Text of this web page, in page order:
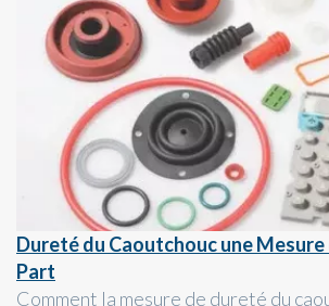
Dureté du Caoutchouc une
Part
Comment la mesure de dureté du